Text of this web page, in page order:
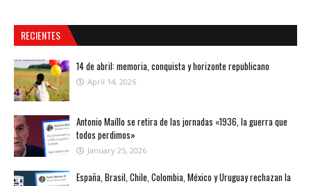
RECIENTES
14 de abril: memoria, conquista y horizonte republicano
April 14, 2026
Antonio Maíllo se retira de las jornadas «1936, la guerra que
todos perdimos»
January 25, 2026
España, Brasil, Chile, Colombia, México y Uruguay rechazan la